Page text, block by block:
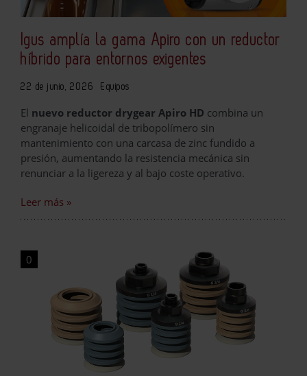
Igus amplía la gama Apiro con un reductor
híbrido para entornos exigentes
22 de junio, 2026 Equipos
El nuevo reductor drygear Apiro HD combina un
engranaje helicoidal de tribopolímero sin
mantenimiento con una carcasa de zinc fundido a
presión, aumentando la resistencia mecánica sin
renunciar a la ligereza y al bajo coste operativo.
Leer más »
0